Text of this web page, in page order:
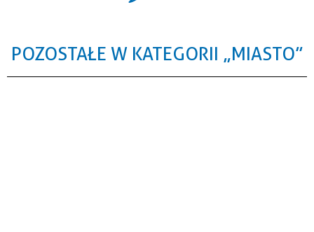
POZOSTAŁE W KATEGORII „MIASTO”